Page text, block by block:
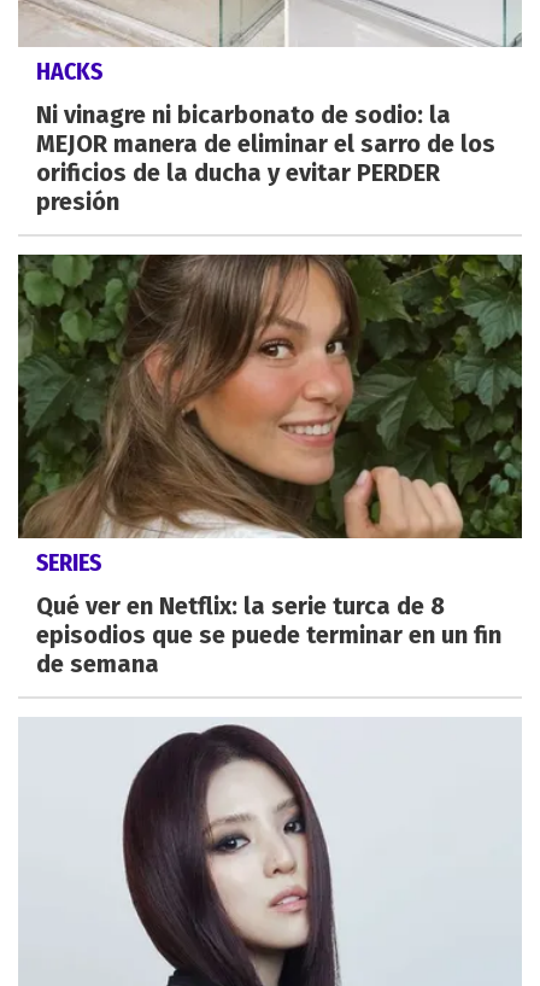
HACKS
Ni vinagre ni bicarbonato de sodio: la
MEJOR manera de eliminar el sarro de los
orificios de la ducha y evitar PERDER
presión
SERIES
Qué ver en Netflix: la serie turca de 8
episodios que se puede terminar en un fin
de semana